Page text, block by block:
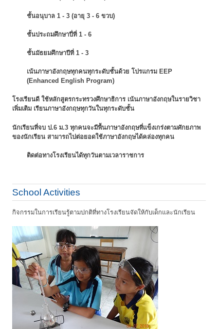
ชั้นอนุบาล 1 - 3 (อายุ 3 - 6 ขวบ)
ชั้นประถมศึกษาปี่ที่ 1 - 6
ชั้นมัธยมศึกษาปีที่ 1 - 3
เน้นภาษาอังกฤษทุกคนทุกระดับชั้นด้วย โปรแกรม EEP
(Enhanced English Program)
โรงเรียนดี ใช้หลักสูตรกระทรวงศึกษาธิการ เน้นภาษาอังกฤษในรายวิชา
เพิ่มเติม เรียนภาษาอังกฤษทุกวันในทุกระดับชั้น
นักเรียนที่จบ ป.6 ม.3 ทุกคนจะมีพื้นภาษาอังกฤษที่แข็งเกร่งตามศักยภาพ
ของนักเรียน สามารถไปต่อยอดใช้ภาษาอังกฤษได้คล่องทุกคน
ติดต่อทางโรงเรียนได้ทุกวันตามเวลาราชการ
School Activities
กิจกรรมในการเรียนรู้ตามปกติที่ทางโรงเรียนจัดให้กับเด็กและนักเรียน